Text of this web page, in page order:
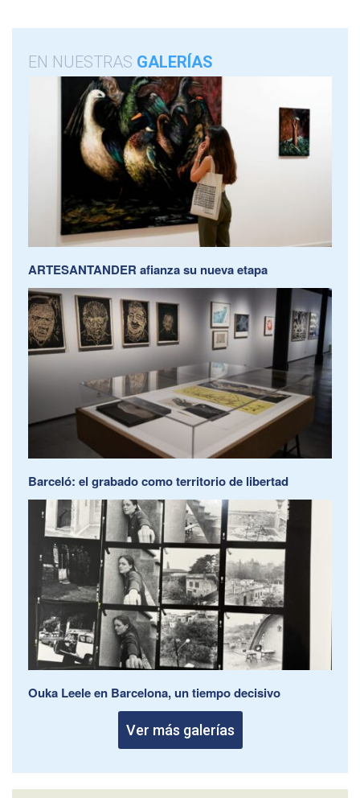
EN NUESTRAS GALERÍAS
ARTESANTANDER afianza su nueva etapa
Barceló: el grabado como territorio de libertad
Ouka Leele en Barcelona, un tiempo decisivo
Ver más galerías